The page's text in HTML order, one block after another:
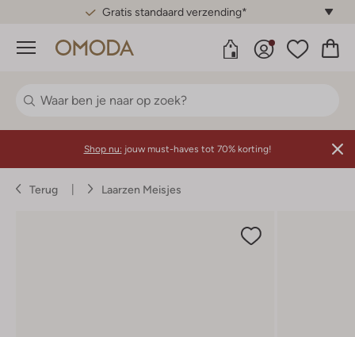
Gratis standaard verzending*
Menu
Shop nu: jouw must-haves tot 70% korting!
Terug Laarzen Meisjes